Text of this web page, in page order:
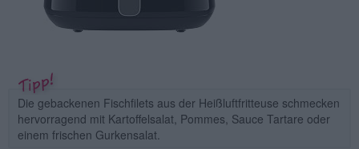
Die gebackenen Fischfilets aus der Heißluftfritteuse schmecken
hervorragend mit Kartoffelsalat, Pommes, Sauce Tartare oder
einem frischen Gurkensalat.